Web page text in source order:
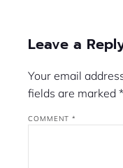
Leave a
Your email
fields are marked *
COMMENT *